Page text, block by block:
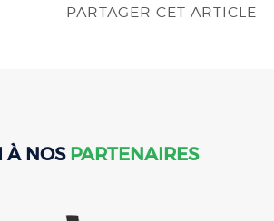
PARTAGER CET ARTICLE
À NOS PARTENAIRES